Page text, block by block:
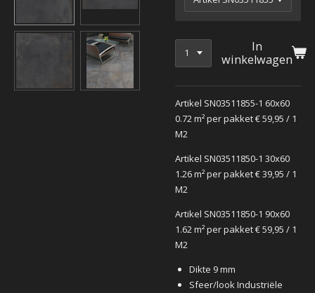
In
winkelwagen
Artikel SN03511855-1 60x60
0.72 m² per pakket€ 59,95 / 1
M2
Artikel SN03511850-1 30x60
1.26 m² per pakket€ 39,95 / 1
M2
Artikel SN03511850-1 90x60
1.62 m² per pakket€ 59,95 / 1
M2
Dikte 9 mm
Sfeer/look Industriële